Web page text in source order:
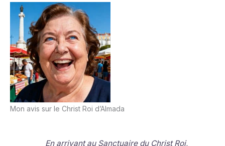
Mon avis sur le Christ Roi d’Almada
En arrivant au Sanctuaire du Christ Roi,